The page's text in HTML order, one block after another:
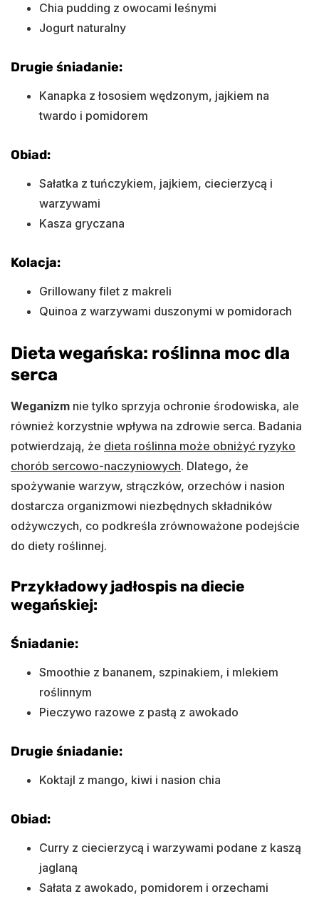
Chia pudding z owocami leśnymi
Jogurt naturalny
Drugie śniadanie:
Kanapka z łososiem wędzonym, jajkiem na
twardo i pomidorem
Obiad:
Sałatka z tuńczykiem, jajkiem, ciecierzycą i
warzywami
Kasza gryczana
Kolacja:
Grillowany filet z makreli
Quinoa z warzywami duszonymi w pomidorach
Dieta wegańska: roślinna moc dla
serca
Weganizm nie tylko sprzyja ochronie środowiska, ale
również korzystnie wpływa na zdrowie serca. Badania
potwierdzają, że dieta roślinna może obniżyć ryzyko
chorób sercowo-naczyniowych. Dlatego, że
spożywanie warzyw, strączków, orzechów i nasion
dostarcza organizmowi niezbędnych składników
odżywczych, co podkreśla zrównoważone podejście
do diety roślinnej.
Przykładowy jadłospis na diecie
wegańskiej:
Śniadanie:
Smoothie z bananem, szpinakiem, i mlekiem
roślinnym
Pieczywo razowe z pastą z awokado
Drugie śniadanie:
Koktajl z mango, kiwi i nasion chia
Obiad:
Curry z ciecierzycą i warzywami podane z kaszą
jaglaną
Sałata z awokado, pomidorem i orzechami